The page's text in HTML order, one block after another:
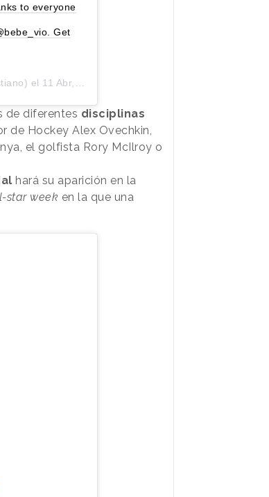
to everyone
Get
el 11 Abr, 2020 a las 2:02 PDT
de diferentes disciplinas
de Hockey Alex Ovechkin,
el golfista Rory McIlroy o
hará su aparición en la
star week en la que una